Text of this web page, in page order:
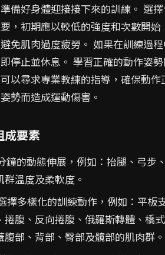
備好身體迎接接下來的訓練。 選
，初期應以較低的強度和次數開始
免肌肉過度疲勞。 如果在訓練過
停止並休息。 學習正確的動作姿
以尋求專業教練的指導，確保動作
勢而造成運動傷害。
成要素
鐘的動態伸展，例如：抬腿、弓步
溫度及柔軟度。
擇多樣化的訓練動作，例如：平板
捲腹、反向捲腹、俄羅斯轉體、橋
腹部、背部、臀部及髖部的肌肉群。